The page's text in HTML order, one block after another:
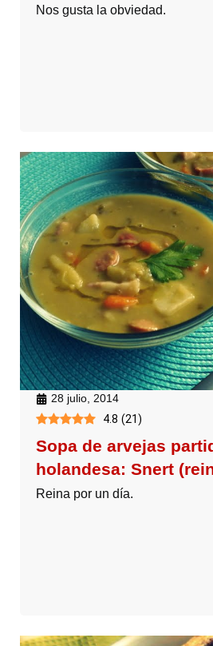
Nos gusta la obviedad.
28 julio, 2014
4.8 (21)
Sopa de arvejas
holandesa: Snert
Reina por un día.